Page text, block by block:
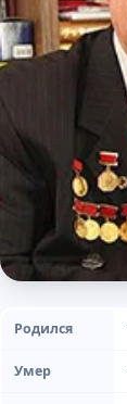
Родился
Умер